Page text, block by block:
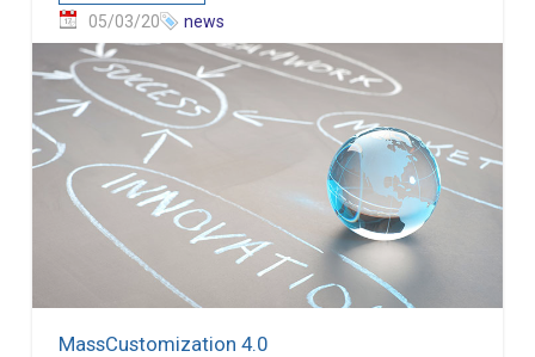
05/03/20 news
MassCustomization 4.0